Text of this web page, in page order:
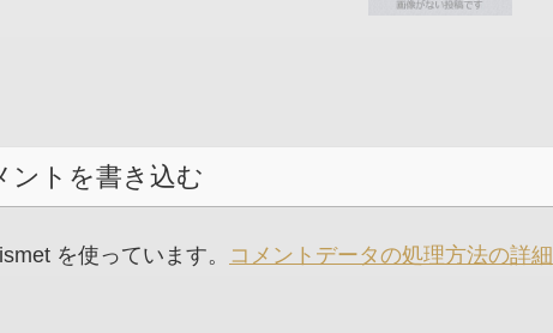
ントを書き込む
を使っています。
コメントデータの処理方法の詳細